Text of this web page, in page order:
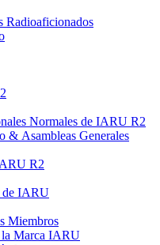
Radioaficionados
Normales de IARU R2
& Asambleas Generales
R2
IARU
Miembros
Marca IARU